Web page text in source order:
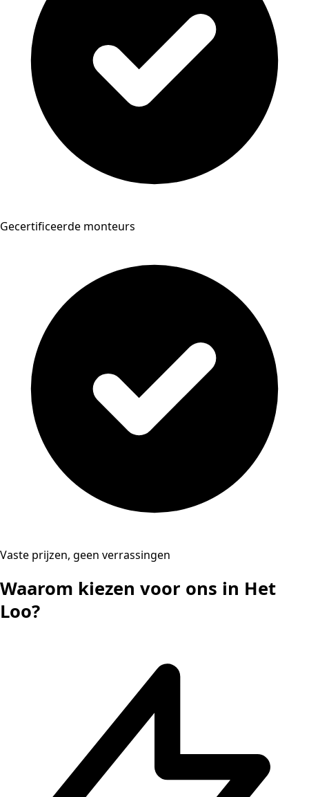
Gecertificeerde monteurs
Vaste prijzen, geen verrassingen
Waarom kiezen voor ons in Het
Loo?